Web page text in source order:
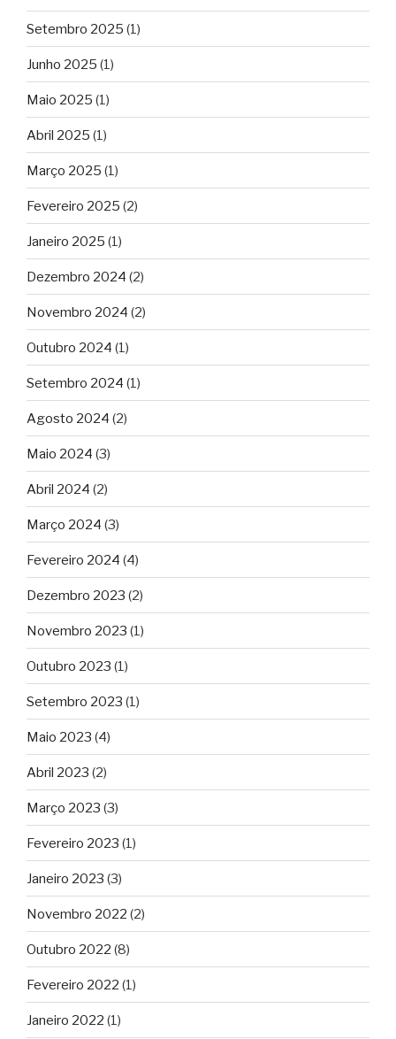
Setembro 2025 (1)
Junho 2025 (1)
Maio 2025 (1)
Abril 2025 (1)
Março 2025 (1)
Fevereiro 2025 (2)
Janeiro 2025 (1)
Dezembro 2024 (2)
Novembro 2024 (2)
Outubro 2024 (1)
Setembro 2024 (1)
Agosto 2024 (2)
Maio 2024 (3)
Abril 2024 (2)
Março 2024 (3)
Fevereiro 2024 (4)
Dezembro 2023 (2)
Novembro 2023 (1)
Outubro 2023 (1)
Setembro 2023 (1)
Maio 2023 (4)
Abril 2023 (2)
Março 2023 (3)
Fevereiro 2023 (1)
Janeiro 2023 (3)
Novembro 2022 (2)
Outubro 2022 (8)
Fevereiro 2022 (1)
Janeiro 2022 (1)